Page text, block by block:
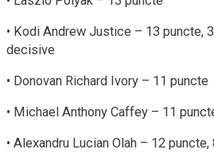
• Kodi Andrew Justice – 13 puncte,
decisive
• Donovan Richard Ivory – 11 puncte
• Michael Anthony Caffey – 11
• Alexandru Lucian Olah – 12